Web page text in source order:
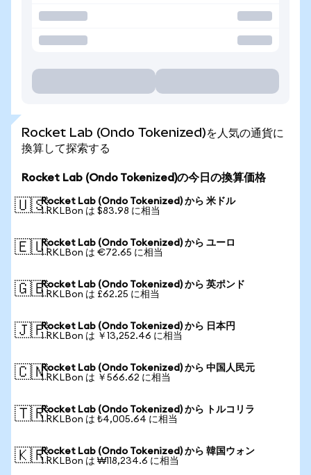
Rocket Lab (Ondo Tokenized)を人気の通貨に
換算して探索する
Rocket Lab (Ondo Tokenized)の今日の換算価格
🇺🇸Rocket Lab (Ondo Tokenized) から 米ドル
1 RKLBon は $83.98 に相当
🇪🇺Rocket Lab (Ondo Tokenized) から ユーロ
1 RKLBon は €72.65 に相当
🇬🇧Rocket Lab (Ondo Tokenized) から 英ポンド
1 RKLBon は £62.25 に相当
🇯🇵Rocket Lab (Ondo Tokenized) から 日本円
1 RKLBon は ￥13,252.46 に相当
🇨🇳Rocket Lab (Ondo Tokenized) から 中国人民元
1 RKLBon は ￥566.62 に相当
🇹🇷Rocket Lab (Ondo Tokenized) から トルコリラ
1 RKLBon は ₺4,005.64 に相当
🇰🇷Rocket Lab (Ondo Tokenized) から 韓国ウォン
1 RKLBon は ₩118,234.6 に相当